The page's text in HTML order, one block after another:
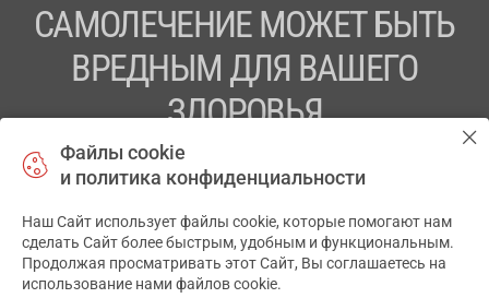
САМОЛЕЧЕНИЕ МОЖЕТ БЫТЬ
ВРЕДНЫМ ДЛЯ ВАШЕГО
ЗДОРОВЬЯ
ПЕРЕД ПРИМЕНЕНИЕМ ПРЕПАРАТА
ПРОКОНСУЛЬТИРУЙТЕСЬ С ВРАЧОМ
ТОВ «АПТЕКА 911.ЮА» Код ЄДРПОУ 43631965.
Отказ от ответственности
Файлы cookie
и политика конфиденциальности
Наш Сайт использует файлы cookie, которые помогают нам
сделать Сайт более быстрым, удобным и функциональным.
Продолжая просматривать этот Сайт, Вы соглашаетесь на
использование нами файлов cookie.
✕